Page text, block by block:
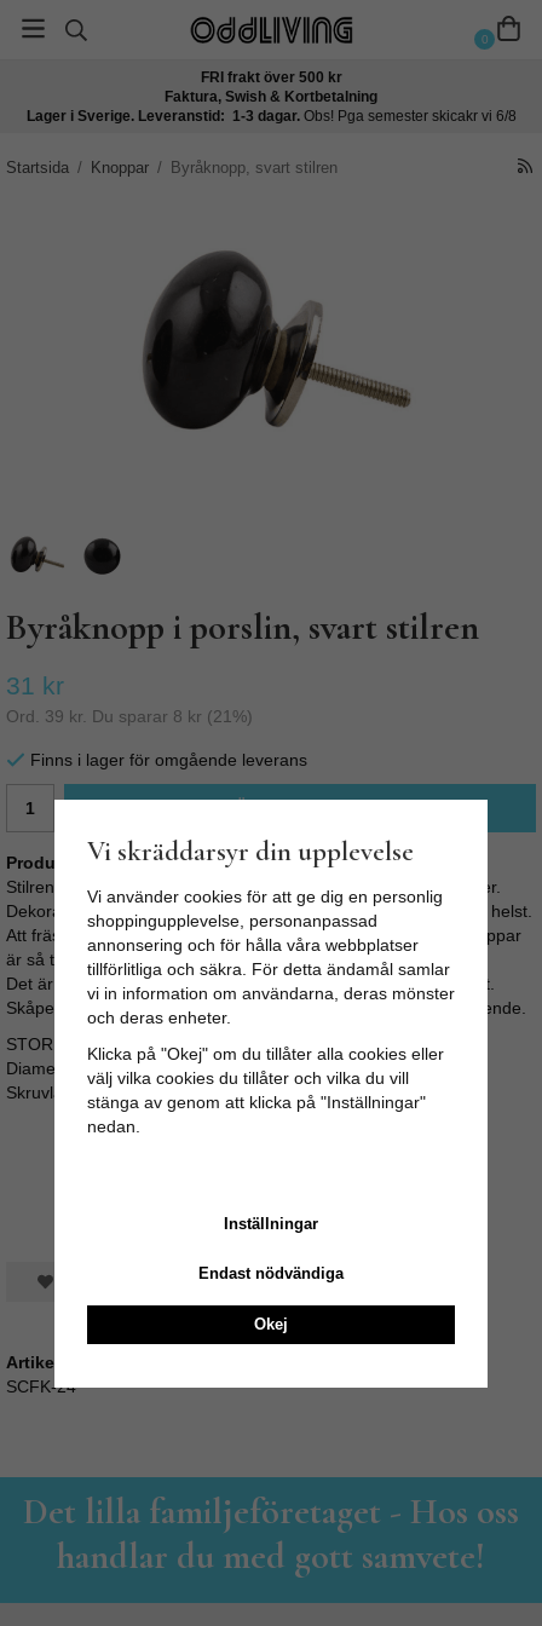
0
FRI frakt över 500 kr
Faktura, Swish & Kortbetalning
Lager i Sverige. Leveranstid: 1-3 dagar. Obs! Pga semester skicakr vi 6/8
Startsida / Knoppar / Byråknopp, svart stilren
Byråknopp i porslin, svart stilren
31 kr
Ord. 39 kr . Du sparar 8 kr (21 %)
Finns i lager för omgående leverans
Produktbeskrivning:
Stilren svart byråknopp i porslin med silverfärgade metalldetaljer.
Dekorativ till både byrån, köksinredningen eller vilket skåp som helst.
Att fräsha upp sin byrå, köksluckor eller garderob med nya knoppar
är så tacksamt.
Det är enkelt, går fort, är billigt och ger oftast ett snyggt resultat.
Skåpet eller byrån får en personlig prägel och ett helt nytt utseende.
STORLEK:
Diameter: 4cm
Skruvlängd ca 3,5cm (M4)
Spara som favorit
Artikelnummer:
SCFK-24
Det lilla familjeföretaget - Hos oss
handlar du med gott samvete!
Vi skräddarsyr din upplevelse
Vi använder cookies för att ge dig en personlig
shoppingupplevelse, personanpassad
annonsering och för hålla våra webbplatser
tillförlitliga och säkra. För detta ändamål samlar
vi in information om användarna, deras mönster
och deras enheter.
Klicka på "Okej" om du tillåter alla cookies eller
välj vilka cookies du tillåter och vilka du vill
stänga av genom att klicka på "Inställningar"
nedan.
Inställningar
Endast nödvändiga
Okej